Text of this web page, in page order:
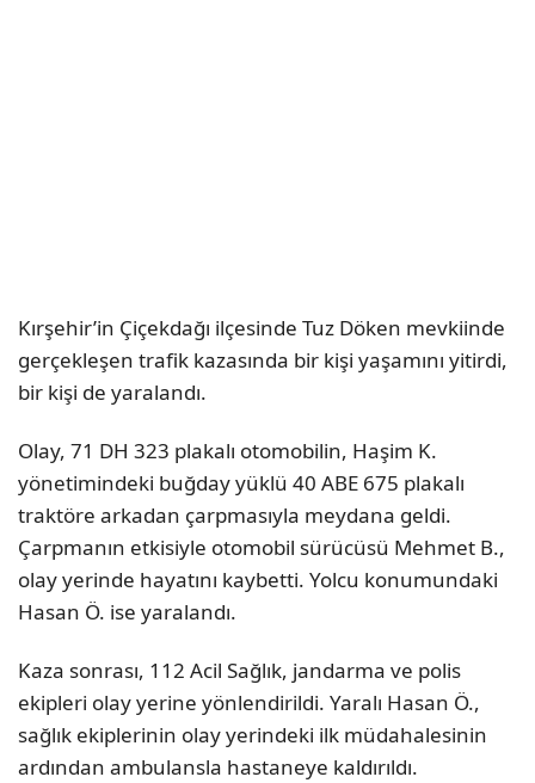
Kırşehir’in Çiçekdağı ilçesinde Tuz Döken mevkiinde
gerçekleşen trafik kazasında bir kişi yaşamını yitirdi,
bir kişi de yaralandı.
Olay, 71 DH 323 plakalı otomobilin, Haşim K.
yönetimindeki buğday yüklü 40 ABE 675 plakalı
traktöre arkadan çarpmasıyla meydana geldi.
Çarpmanın etkisiyle otomobil sürücüsü Mehmet B.,
olay yerinde hayatını kaybetti. Yolcu konumundaki
Hasan Ö. ise yaralandı.
Kaza sonrası, 112 Acil Sağlık, jandarma ve polis
ekipleri olay yerine yönlendirildi. Yaralı Hasan Ö.,
sağlık ekiplerinin olay yerindeki ilk müdahalesinin
ardından ambulansla hastaneye kaldırıldı.